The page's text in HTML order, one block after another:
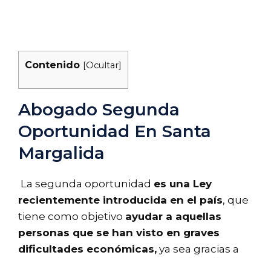
Contenido [Ocultar]
Abogado Segunda
Oportunidad En Santa
Margalida
La segunda oportunidad es una Ley
recientemente introducida en el país, que
tiene como objetivo ayudar a aquellas
personas que se han visto en graves
dificultades económicas, ya sea gracias a